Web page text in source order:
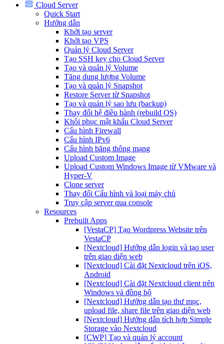
Cloud Server
Quick Start
Hướng dẫn
Khởi tạo server
Khởi tạo VPS
Quản lý Cloud Server
Tạo SSH key cho Cloud Server
Tạo và quản lý Volume
Tăng dung lượng Volume
Tạo và quản lý Snapshot
Restore Server từ Snapshot
Tạo và quản lý sao lưu (backup)
Thay đổi hệ điều hành (rebuild OS)
Khôi phục mật khẩu Cloud Server
Cấu hình Firewall
Cấu hình IPv6
Cấu hình băng thông mạng
Upload Custom Image
Upload Custom Windows Image từ VMware và
Hyper-V
Clone server
Thay đổi Cấu hình và loại máy chủ
Truy cập server qua console
Resources
Prebuilt Apps
[VestaCP] Tạo Wordpress Website trên
VestaCP
[Nextcloud] Hướng dẫn login và tạo user
trên giao diện web
[Nextcloud] Cài đặt Nextcloud trên iOS,
Android
[Nextcloud] Cài đặt Nextcloud client trên
Windows và đồng bộ
[Nextcloud] Hướng dẫn tạo thư mục,
upload file, share file trên giao diện web
[Nextcloud] Hướng dẫn tích hợp Simple
Storage vào Nextcloud
[CWP] Tạo và quản lý account